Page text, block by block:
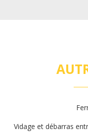
Vidage et débarras